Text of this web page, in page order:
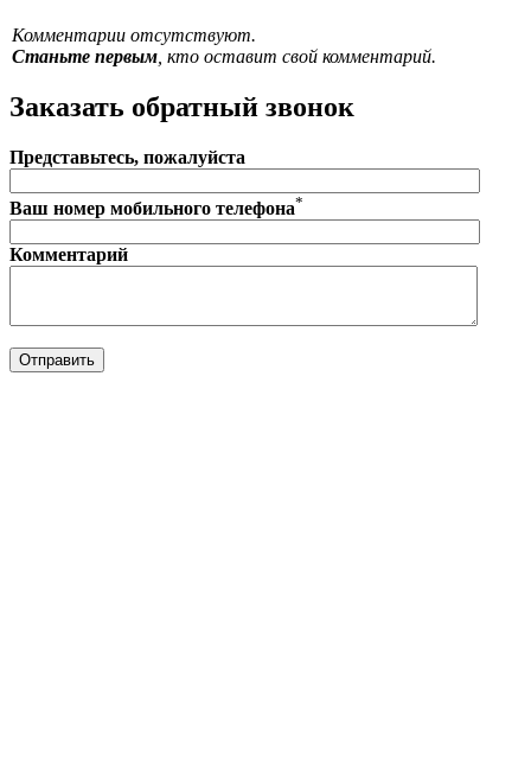
Комментарии отсутствуют.
Станьте первым, кто оставит свой комментарий.
Заказать обратный звонок
Представьтесь, пожалуйста
Ваш номер мобильного телефона*
Комментарий